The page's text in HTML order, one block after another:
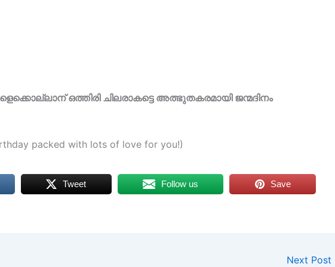
ഒത്തിരി ചിലരാകട്ടെ അത്ഭുതകരമായി ജന്മദിനം
packed with lots of love for you!)
Tweet Follow us Save
Next Post